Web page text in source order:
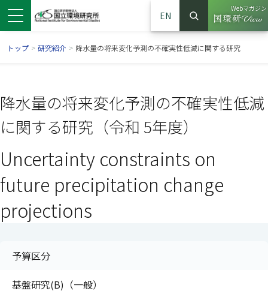
ドウで開きます）
ンドウで開きます）
ウインドウで開きます）
EN
サイト内検索
検索
Webマガジン
（別ウイ
トップ > 研究紹介 > 降水量の将来変化予測の不確実性低減に関する研究
降水量の将来変化予測の不確実性低減
に関する研究（令和 5年度）
Uncertainty constraints on
future precipitation change
projections
予算区分
基盤研究(B)（一般）